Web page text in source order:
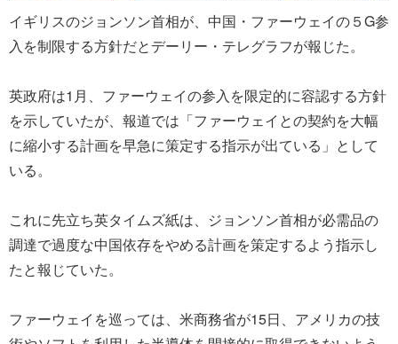
イギリスのジョンソン首相が、中国・ファーウェイの５G参
入を制限する方針だとデーリー・テレグラフが報じた。
英政府は1月、ファーウェイの参入を限定的に容認する方針
を示していたが、報道では「ファーウェイとの契約を大幅
に縮小する計画を早急に策定する指示が出ている」として
いる。
これに先立ち英タイムズ紙は、ジョンソン首相が必需品の
調達で過度な中国依存をやめる計画を策定するよう指示し
たと報じていた。
ファーウェイを巡っては、米商務省が15日、アメリカの技